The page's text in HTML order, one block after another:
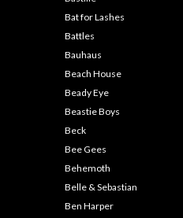
Bat for Lashes
Battles
Bauhaus
Beach House
Beady Eye
Beastie Boys
Beck
Bee Gees
Behemoth
Belle & Sebastian
Ben Harper